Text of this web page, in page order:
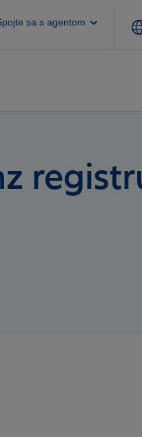
sa s agentom